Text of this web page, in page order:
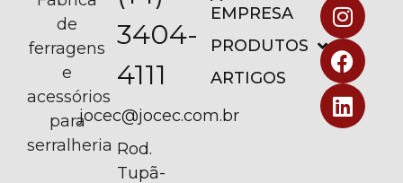
de
ferragens
e
acessórios
para
serralheria
3404-
4111
jocec@jocec.com.br
Rod.
Tupã-
EMPRESA
PRODUTOS
ARTIGOS